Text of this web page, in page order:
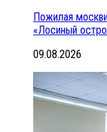
Пожилая
«Лосиный
09.08.2026